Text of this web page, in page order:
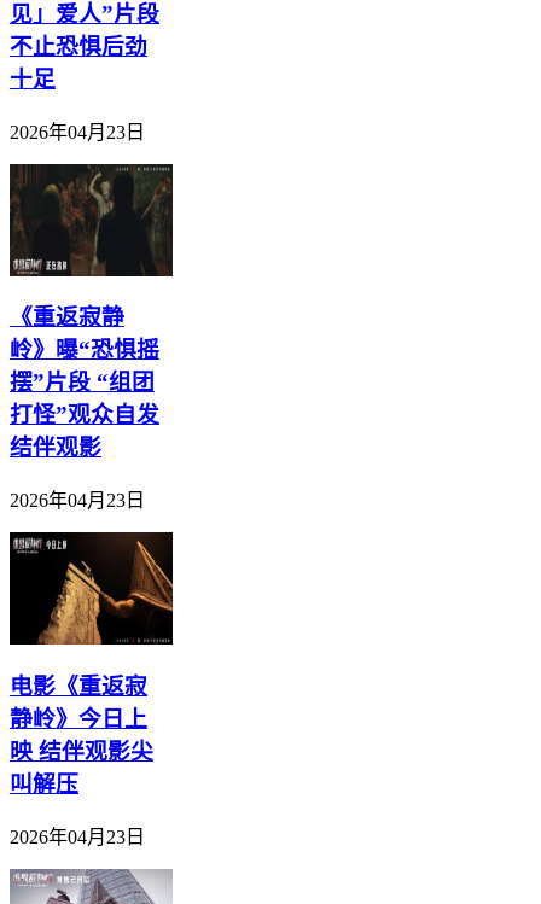
见」爱人”片段
不止恐惧后劲
十足
2026年04月23日
《重返寂静
岭》曝“恐惧摇
摆”片段 “组团
打怪”观众自发
结伴观影
2026年04月23日
电影《重返寂
静岭》今日上
映 结伴观影尖
叫解压
2026年04月23日